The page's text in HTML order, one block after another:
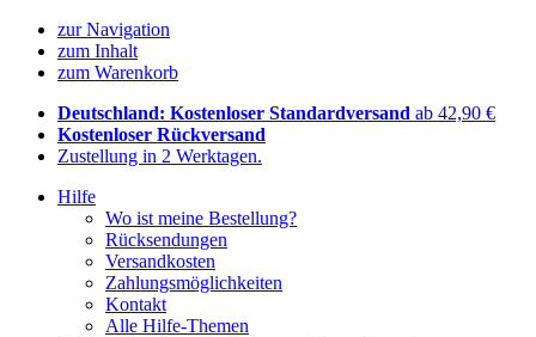
zur Navigation
zum Inhalt
zum Warenkorb
Deutschland: Kostenloser Standardversand ab 42,90 €
Kostenloser Rückversand
Zustellung in 2 Werktagen.
Hilfe
Wo ist meine Bestellung?
Rücksendungen
Versandkosten
Zahlungsmöglichkeiten
Kontakt
Alle Hilfe-Themen